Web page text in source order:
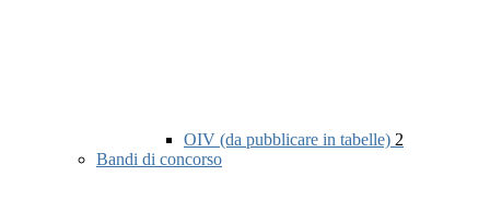
OIV (da pubblicare in tabelle) 2
Bandi di concorso